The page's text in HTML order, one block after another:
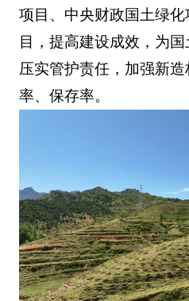
项目、中央财政国土绿
目，提高建设成效，为国
压实管护责任，加强新
率、保存率。